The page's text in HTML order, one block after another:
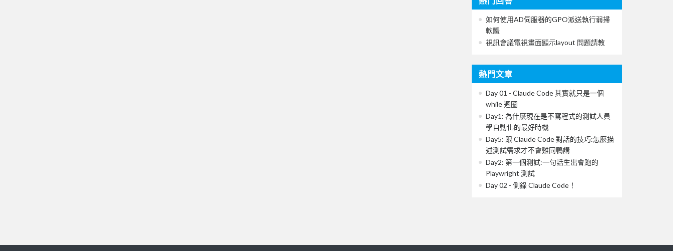
如何使用AD伺服器的GPO派送執行弱掃
軟體
視訊會議電視畫面顯示layout 問題請教
熱門文章
Day 01 - Claude Code 其實就只是一個
while 迴圈
Day1: 為什麼現在是不寫程式的測試人員
學自動化的最好時機
Day5: 跟 Claude Code 對話的技巧:怎麼描
述測試需求才不會雞同鴨講
Day2: 第一個測試:一句話生出會跑的
Playwright 測試
Day 02 - 側錄 Claude Code！